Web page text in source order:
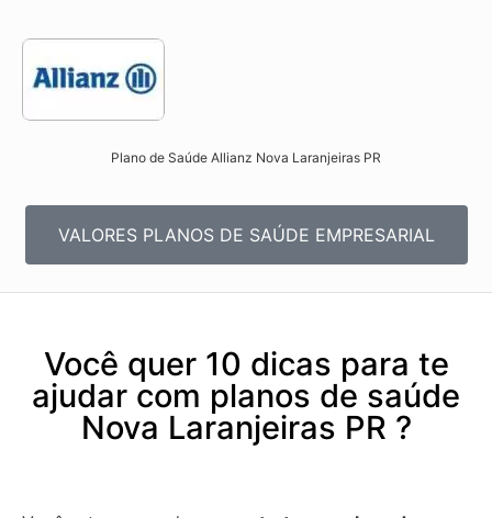
Plano de Saúde Allianz Nova Laranjeiras PR​
VALORES PLANOS DE SAÚDE EMPRESARIAL
Você quer 10 dicas para te
ajudar com planos de saúde
Nova Laranjeiras PR ?